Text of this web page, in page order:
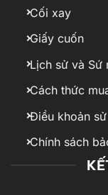
Cối xay
Giấy cuốn
Lịch sử và Sứ
Cách thức
Điều khoản
Chính sách